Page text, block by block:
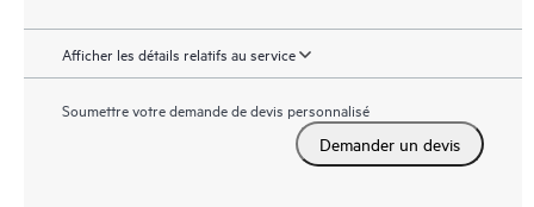
Afficher les détails relatifs au service
Soumettre votre demande de devis personnalisé
Demander un devis